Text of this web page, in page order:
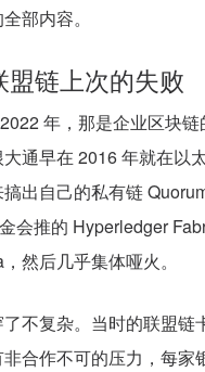
部内容。
盟链上次的失败
年，那是企业区块
通早在 2016 年就在以
出自己的私有链
会推的 Hyperledger
然后几乎集体哑火。
不复杂。当时的联盟链
合作不可的压力，每家